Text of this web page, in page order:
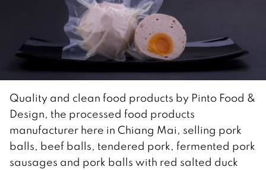
Quality and clean food products by Pinto Food &
Design, the processed food products
manufacturer here in Chiang Mai, selling pork
balls, beef balls, tendered pork, fermented pork
sausages and pork balls with red salted duck